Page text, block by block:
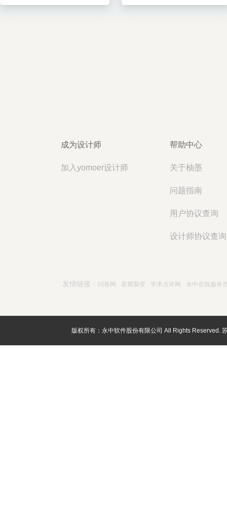
成为设计师
加入yomoer设计师
帮助中心
关于柚墨
问题指南
用户协议查询
设计师协议查询
友情链接： 问卷网 星耀裂变 学术点评网 永中在线服务
版权所有：永中软件股份有限公司 All Rights Reserved.